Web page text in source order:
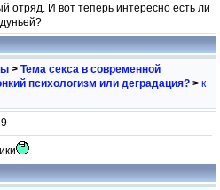
отряд. И вот теперь интересно есть ли
> Тема секса в современной
психологизм или деградация? > к